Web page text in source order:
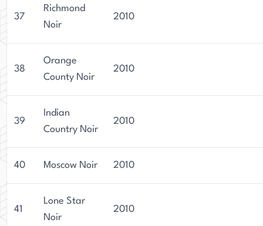
37
Richmond
Noir
2010
38
Orange
County Noir
2010
39
Indian
Country Noir
2010
40 Moscow Noir 2010
41
Lone Star
Noir
2010